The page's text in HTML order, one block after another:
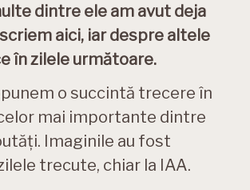
dintre ele am avut deja
aici, iar despre altele
în zilele următoare.
o succintă trecere în
mai importante dintre
Imaginile au fost
trecute, chiar la IAA.